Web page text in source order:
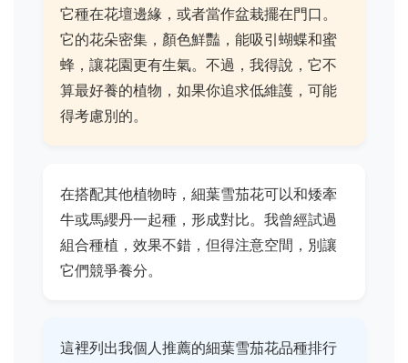
它種在花壇邊緣，或者當作盆栽擺在門口。
它的花朵密集，顏色鮮豔，能吸引蝴蝶和蜜
蜂，讓花園更有生氣。不過，我得說，它不
算最好養的植物，如果你追求低維護，可能
得考慮別的。
在搭配其他植物時，細葉雪茄花可以和矮牽
牛或馬纓丹一起種，形成對比。我曾經試過
組合種植，效果不錯，但得注意空間，別讓
它們競爭養分。
這裡列出我個人推薦的細葉雪茄花品種排行